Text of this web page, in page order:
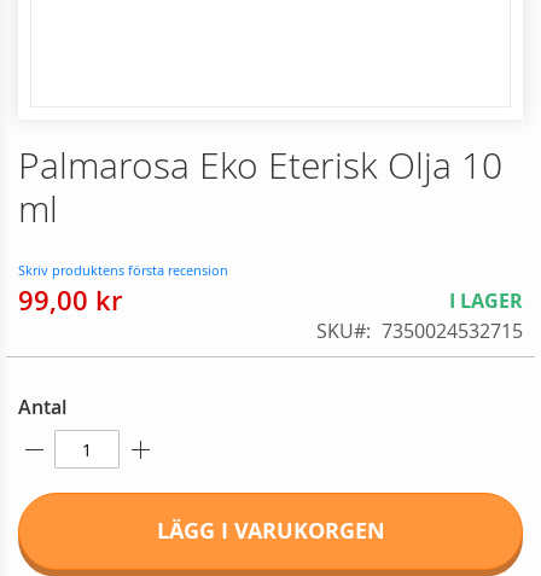
Palmarosa Eko Eterisk Olja 10
ml
Skriv produktens första recension
99,00 kr
I LAGER
SKU
7350024532715
Antal
LÄGG I VARUKORGEN
to
the
beginning
the
images
gallery